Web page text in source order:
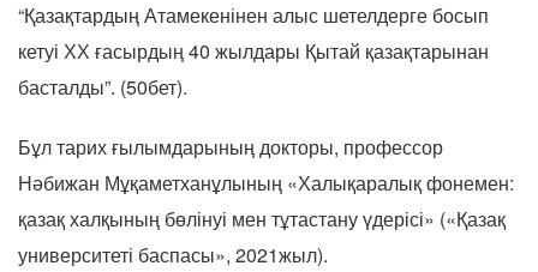
“Қазақтардың Атамекенінен алыс шетелдерге босып
кетуі ХХ ғасырдың 40 жылдары Қытай қазақтарынан
басталды”. (50бет).
Бұл тарих ғылымдарының докторы, профессор
Нәбижан Мұқаметханұлының «Халықаралық фонемен:
қазақ халқының бөлінуі мен тұтастану үдерісі» («Қазақ
университеті баспасы», 2021жыл).